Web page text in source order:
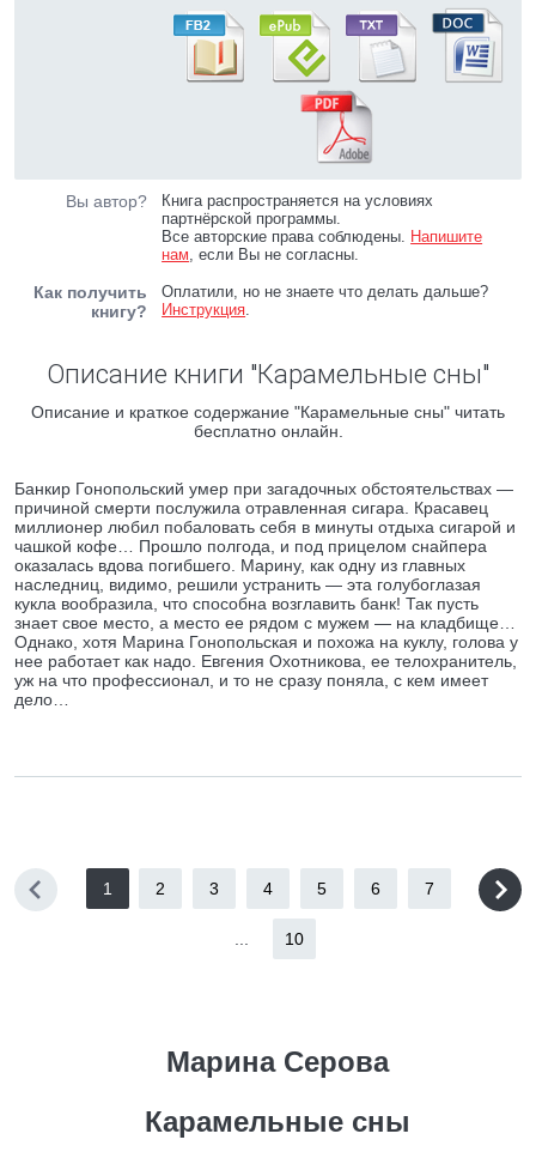
Вы автор?
Книга распространяется на условиях
партнёрской программы.
Все авторские права соблюдены. Напишите
нам, если Вы не согласны.
Как получить
книгу?
Оплатили, но не знаете что делать дальше?
Инструкция.
Описание книги "Карамельные сны"
Описание и краткое содержание "Карамельные сны" читать
бесплатно онлайн.
Банкир Гонопольский умер при загадочных обстоятельствах —
причиной смерти послужила отравленная сигара. Красавец
миллионер любил побаловать себя в минуты отдыха сигарой и
чашкой кофе… Прошло полгода, и под прицелом снайпера
оказалась вдова погибшего. Марину, как одну из главных
наследниц, видимо, решили устранить — эта голубоглазая
кукла вообразила, что способна возглавить банк! Так пусть
знает свое место, а место ее рядом с мужем — на кладбище…
Однако, хотя Марина Гонопольская и похожа на куклу, голова у
нее работает как надо. Евгения Охотникова, ее телохранитель,
уж на что профессионал, и то не сразу поняла, с кем имеет
дело…
1 2 3 4 5 6 7
10
Марина Серова
Карамельные сны